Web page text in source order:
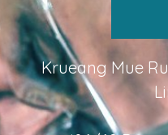
Krueang Mue